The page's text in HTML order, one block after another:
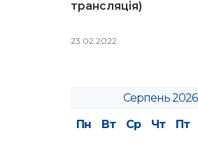
трансляція)
23.02.2022
Серпень 2026
Пн
Вт Ср Чт Пт